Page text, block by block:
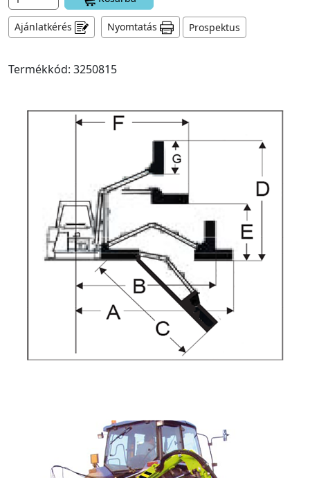
Ajánlatkérés Nyomtatás Prospektus
Termékkód: 3250815